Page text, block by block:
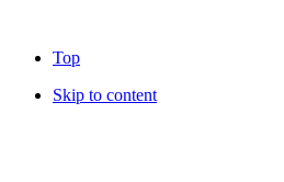
Top
Skip to content